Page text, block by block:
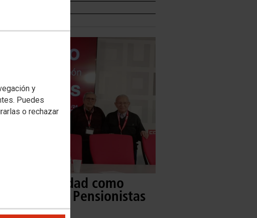
y
Puedes
o rechazar
unanimidad como
de Pensionistas